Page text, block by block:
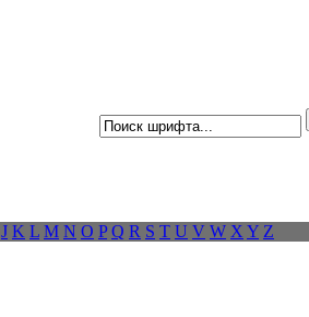
J K L M N O P Q R S T U V W X Y Z